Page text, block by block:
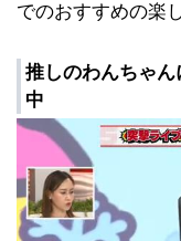
でのおすすめの楽
推しのわんちゃ
中